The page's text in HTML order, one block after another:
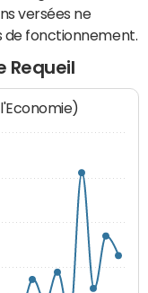
versées ne
de fonctionnement.
Requeil